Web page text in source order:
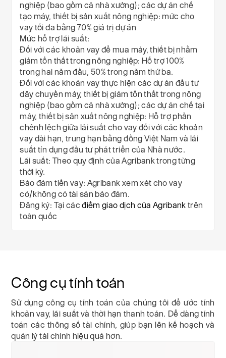
nghiệp (bao gồm cả nhà xưởng); các dự án chế
tạo máy, thiết bị sản xuất nông nghiệp: mức cho
vay tối đa bằng 70% giá trị dự án
Mức hỗ trợ lãi suất:
Đối với các khoản vay để mua máy, thiết bị nhằm
giảm tổn thất trong nông nghiệp: Hỗ trợ 100%
trong hai năm đầu, 50% trong năm thứ ba.
Đối với các khoản vay thực hiện các dự án đầu tư
dây chuyền máy, thiết bị giảm tổn thất trong nông
nghiệp (bao gồm cả nhà xưởng); các dự án chế tại
máy, thiết bị sản xuất nông nghiệp: Hỗ trợ phần
chênh lệch giữa lãi suất cho vay đối với các khoản
vay dài hạn, trung hạn bằng đồng Việt Nam và lãi
suất tín dụng đầu tư phát triển của Nhà nước.
Lãi suất: Theo quy định của Agribank trong từng
thời kỳ.
Bảo đảm tiền vay: Agribank xem xét cho vay
có/không có tài sản bảo đảm.
Đăng ký: Tại cácđiểm giao dịch của Agribank trên
toàn quốc
Công cụ tính toán
Sử dụng công cụ tính toán của chúng tôi để ước tính
khoản vay, lãi suất và thời hạn thanh toán. Dễ dàng tính
toán các thông số tài chính, giúp bạn lên kế hoạch và
quản lý tài chính hiệu quả hơn.